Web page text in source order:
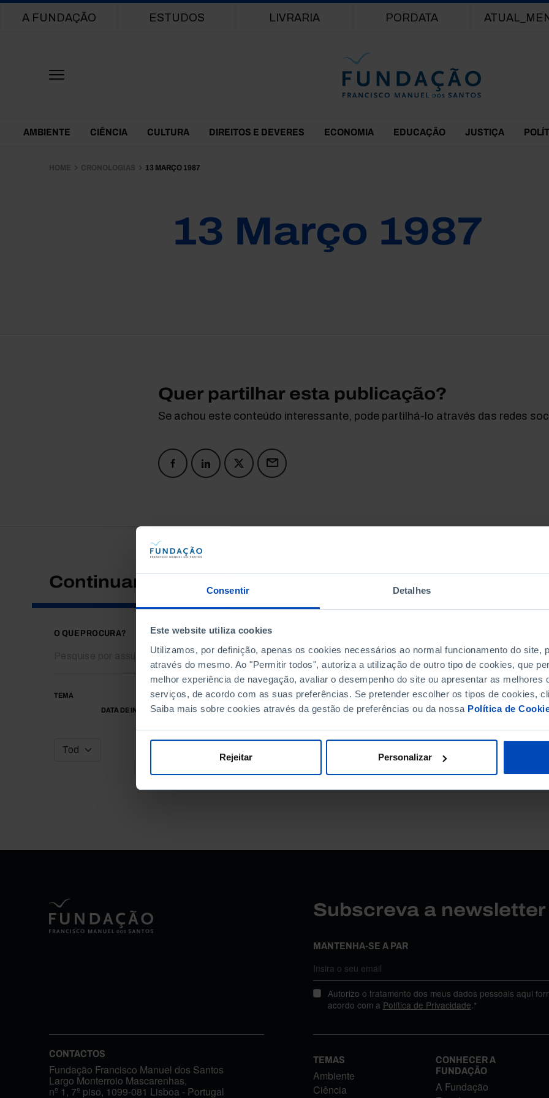
Consentir Detalhes
Este website utiliza cookies
Utilizamos, por definição, apenas os cookies necessários ao normal funcionamento do site,
através do mesmo. Ao "Permitir todos", autoriza a utilização de outro tipo de cookies, que
melhor experiência de navegação, avaliar o desempenho do site ou apresentar as melhores
serviços, de acordo com as suas preferências. Se pretender escolher os tipos de cookies,
Saiba mais sobre cookies através da gestão de preferências ou da nossa Política de
Rejeitar Personalizar
Main navigation
A FUNDAÇÃO ESTUDOS LIVRARIA PORDATA
Themes Menu
AMBIENTE CIÊNCIA CULTURA DIREITOS E DEVERES ECONOMIA EDUCAÇÃO JUSTIÇA
HOME CRONOLOGIAS 13 MARÇO 1987
13 Março 1987
Quer partilhar esta publicação?
Se achou este conteúdo interessante, pode partilhá-lo através das redes
Continuar a pesquisar
O QUE PROCURA?
TEMA
DATA DE INÍCIO
DATA DE FIM
Subscreva a
MANTENHA-SE A PAR
Autorizo o tratamento dos meus dados pessoais aqui
acordo com a Política de Privacidade.*
CONTACTOS
Fundação Francisco Manuel dos Santos
Largo Monterroio Mascarenhas,
nº 1, 7º piso, 1099-081 Lisboa - Portugal
TEMAS
Ambiente
Ciência
CONHECER A
FUNDAÇÃO
A Fundação